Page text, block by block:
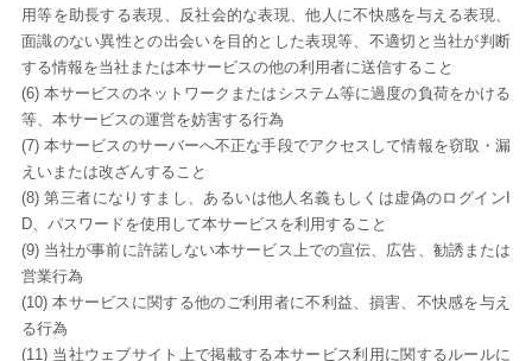
用等を助長する表現、反社会的な表現、他人に不快感を与える表現、
面識のない異性との出会いを目的とした表現等、不適切と当社が判断
する情報を当社または本サービスの他の利用者に送信すること
(6) 本サービスのネットワークまたはシステム等に過度の負荷をかける
等、本サービスの運営を妨害する行為
(7) 本サービスのサーバーへ不正な手段でアクセスして情報を窃取・漏
えいまたは改ざんすること
(8) 第三者になりすまし、あるいは他人名義もしくは虚偽のログインI
D、パスワードを使用して本サービスを利用すること
(9) 当社が事前に許諾しない本サービス上での宣伝、広告、勧誘または
営業行為
(10) 本サービスに関する他のご利用者に不利益、損害、不快感を与え
る行為
(11) 当社ウェブサイト上で掲載する本サービス利用に関するルールに